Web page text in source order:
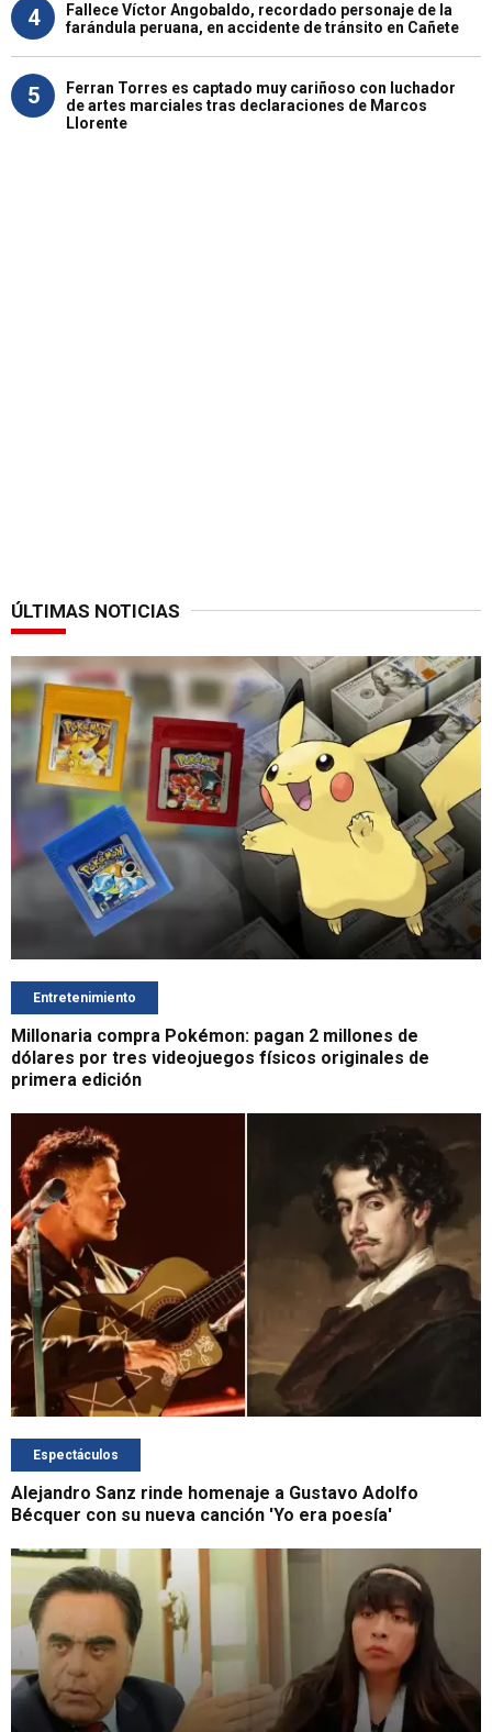
4
Fallece Víctor Angobaldo, recordado personaje de la
farándula peruana, en accidente de tránsito en Cañete
5
Ferran Torres es captado muy cariñoso con luchador
de artes marciales tras declaraciones de Marcos
Llorente
ÚLTIMAS NOTICIAS
Entretenimiento
Millonaria compra Pokémon: pagan 2 millones de
dólares por tres videojuegos físicos originales de
primera edición
Espectáculos
Alejandro Sanz rinde homenaje a Gustavo Adolfo
Bécquer con su nueva canción 'Yo era poesía'